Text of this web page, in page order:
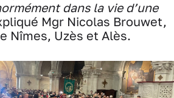
dans la vie d’une
Mgr Nicolas Brouwet,
Nîmes, Uzès et Alès.